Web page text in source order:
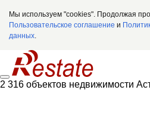
Мы используем "cookies". Продолжая
Пользовательское соглашение и
данных.
2 316 объектов недвижимости